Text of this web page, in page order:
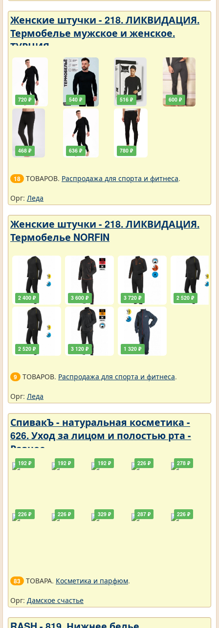
Женские штучки - 218. ЛИКВИДАЦИЯ.
Термобелье мужское и женское.
ТУРЦИЯ
720 ₽
468 ₽
540 ₽
636 ₽
516 ₽
780 ₽
600 ₽
18 ТОВАРОВ. Распродажа для спорта и фитнеса.
Орг: Леда
Женские штучки - 218. ЛИКВИДАЦИЯ.
Термобелье NORFIN
2 400 ₽
2 520 ₽
3 600 ₽
3 120 ₽
3 720 ₽
1 320 ₽
2 520 ₽
9 ТОВАРОВ. Распродажа для спорта и фитнеса.
Орг: Леда
СпивакЪ - натуральная косметика -
626. Уход за лицом и полостью рта -
Разное
192 ₽
226 ₽
192 ₽
226 ₽
192 ₽
329 ₽
226 ₽
287 ₽
278 ₽
226 ₽
83 ТОВАРА. Косметика и парфюм.
Орг: Дамское счастье